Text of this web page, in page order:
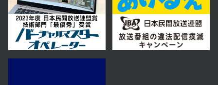
2026年04月10日 放送
第6話 父の想い